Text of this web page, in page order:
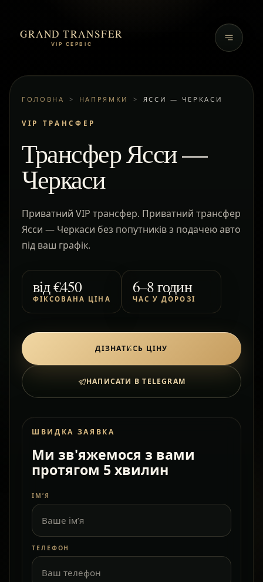
GRAND TRANSFER
VIP СЕРВІС
ГОЛОВНА > НАПРЯМКИ > ЯССИ — ЧЕРКАСИ
VIP ТРАНСФЕР
Трансфер Ясси —
Черкаси
Приватний VIP трансфер. Приватний трансфер
Ясси — Черкаси без попутників з подачею авто
під ваш графік.
від€450
ФІКСОВАНА ЦІНА
6–8 годин
ЧАС У ДОРОЗІ
ДІЗНАТИСЬ ЦІНУ
НАПИСАТИ В TELEGRAM
ШВИДКА ЗАЯВКА
Ми зв'яжемося з вами
протягом 5 хвилин
ІМ’Я
ТЕЛЕФОН